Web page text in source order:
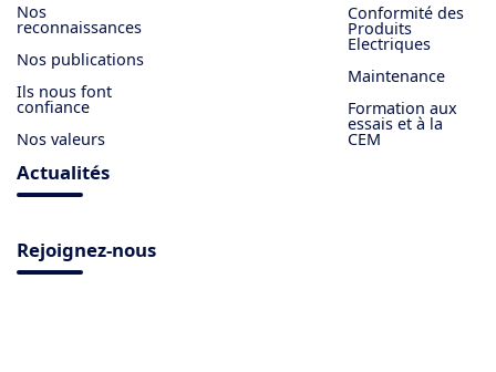
Nos
reconnaissances
Nos publications
Ils nous font
confiance
Nos valeurs
Conformité des
Produits
Electriques
Maintenance
Formation aux
essais et à la
CEM
Actualités
Rejoignez-nous